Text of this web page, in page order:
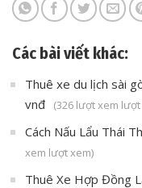
Các bài viết khác:
Thuê xe du lịch sài
vnđ
(326 lượt xem
Cách Nấu Lẩu Thái
xem lượt xem)
Thuê Xe Hợp Đồng